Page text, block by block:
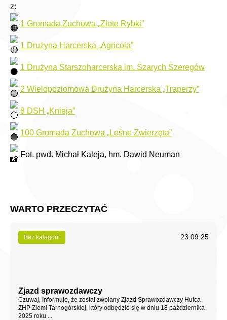
z:
1 Gromada Zuchowa „Złote Rybki”
1 Drużyna Harcerska „Agricola”
1 Drużyna Starszoharcerska im. Szarych Szeregów
2 Wielopoziomowa Drużyna Harcerska „Traperzy”
8 DSH „Knieja”
100 Gromada Zuchowa „Leśne Zwierzęta”
Fot. pwd. Michał Kaleja, hm. Dawid Neuman
WARTO PRZECZYTAĆ
Bez kategorii 23.09.25
Zjazd sprawozdawczy
Czuwaj, Informuję, że został zwołany Zjazd Sprawozdawczy Hufca
ZHP Ziemi Tarnogórskiej, który odbędzie się w dniu 18 października
2025 roku ...